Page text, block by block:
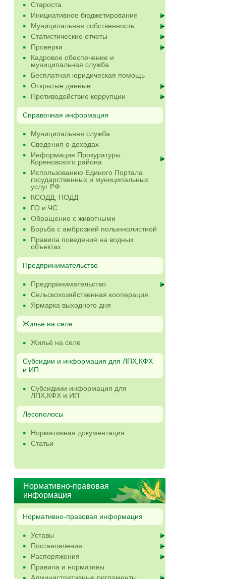
Староста
Инициативное бюджетирование
Муниципальная собственность
Статистические отчеты
Проверки
Кадровое обеспечение и
муниципальная служба
Бесплатная юридическая помощь
Открытые данные
Противодействие коррупции
Справочная информация
Муниципальная служба
Сведения о доходах
Информация Прокуратуры
Кореновского района
Использованию Единого Портала
государственных и муниципальных
услуг РФ
КСОДД, ПОДД
ГО и ЧС
Обращение с животными
Борьба с амброзией полыннолистной
Правила поведения на водных
объектах
Предпринимательство
Предпринимательство
Сельскохозяйственная кооперация
Ярмарка выходного дня
Жильё на селе
Жильё на селе
Субсидии и информация для ЛПХ,КФХ
и ИП
Субсидиии информация для
ЛПХ,КФХ и ИП
Лесополосы
Нормативная документация
Статьи
Нормативно-правовая
информация
Нормативно-правовая информация
Уставы
Постановления
Распоряжения
Правила и нормативы